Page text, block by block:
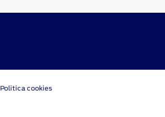
Politica cookies